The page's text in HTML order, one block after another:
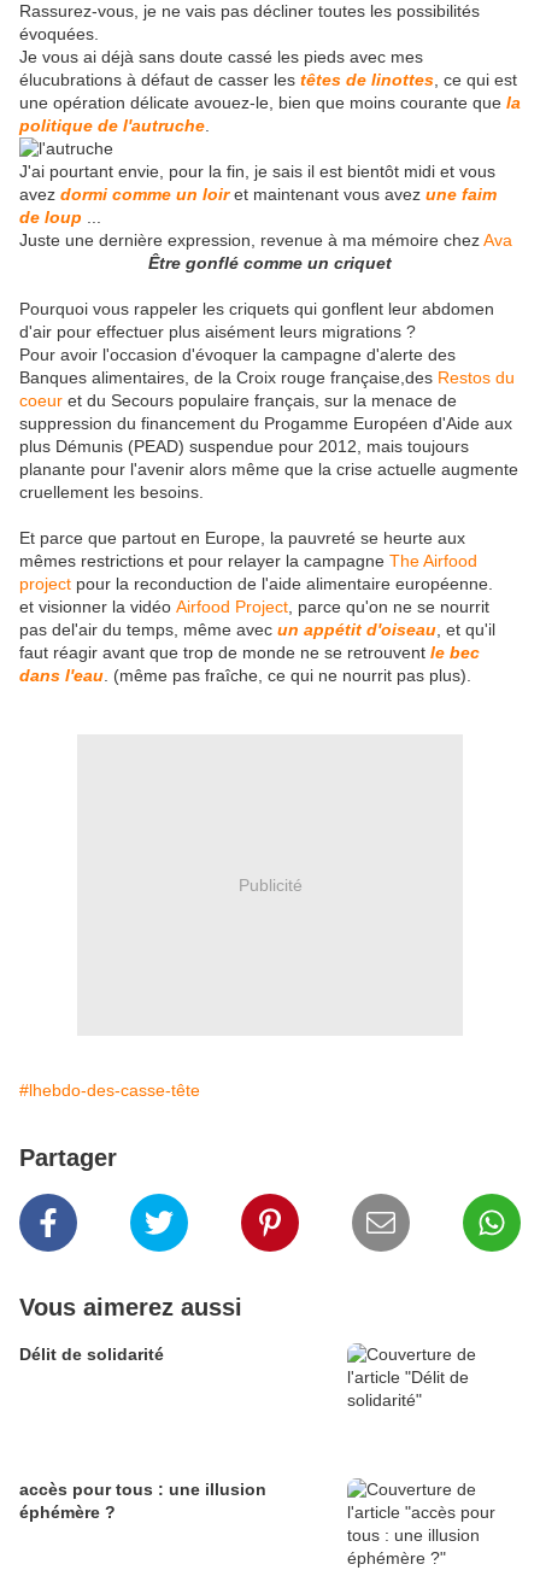
Rassurez-vous, je ne vais pas décliner toutes les possibilités
évoquées.
Je vous ai déjà sans doute cassé les pieds avec mes
élucubrations à défaut de casser les têtes de linottes , ce qui est
une opération délicate avouez-le, bien que moins courante que la
politique de l'autruche
J'ai pourtant envie, pour la fin, je sais il est bientôt midi et vous
avez dormi comme un loiret maintenant vous avez une faim
de loup
Juste une dernière expression, revenue à ma mémoire chezAva
Être gonflé comme un criquet
Pourquoi vous rappeler les criquets qui gonflent leur abdomen
d'air pour effectuer plus aisément leurs migrations ?
Pour avoir l'occasion d'évoquer la campagne d'alerte des
Banques alimentaires, de la Croix rouge française,des Restos du
coeur et du Secours populaire français, sur la menace de
suppression du financement du Progamme Européen d'Aide aux
plus Démunis (PEAD) suspendue pour 2012, mais toujours
planante pour l'avenir alors même que la crise actuelle augmente
cruellement les besoins.
Et parce que partout en Europe, la pauvreté se heurte aux
mêmes restrictions et pour relayer la campagne The Airfood
project pour la reconduction de l'aide alimentaire européenne.
et visionner la vidéo Airfood Project , parce qu'on ne se nourrit
pas del'air du temps, même avec un appétit d'oiseau , et qu'il
faut réagir avant que trop de monde ne se retrouvent le bec
dans l'eau . (même pas fraîche, ce qui ne nourrit pas plus).
Publicité
#lhebdo-des-casse-tête
Partager
Vous aimerez aussi
Délit de solidarité
accès pour tous : une illusion
éphémère ?